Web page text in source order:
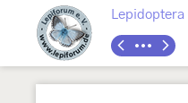
Lepidoptera